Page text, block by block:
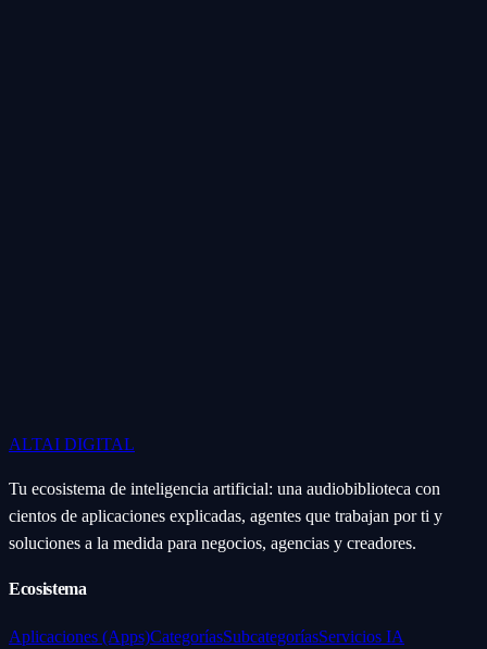
ALTAI DIGITAL
Tu ecosistema de inteligencia artificial: una audiobiblioteca con
cientos de aplicaciones explicadas, agentes que trabajan por ti y
soluciones a la medida para negocios, agencias y creadores.
Ecosistema
Aplicaciones (Apps)CategoríasSubcategoríasServicios IA